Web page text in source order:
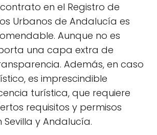
en el Registro de
Urbanos de Andalucía es
Aunque no es
una capa extra de
Además, en caso
es imprescindible
turística, que requiere
requisitos y permisos
y Andalucía.